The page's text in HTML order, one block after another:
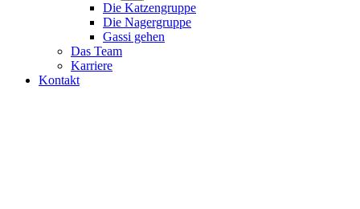
Die Katzengruppe
Die Nagergruppe
Gassi gehen
Das Team
Karriere
Kontakt